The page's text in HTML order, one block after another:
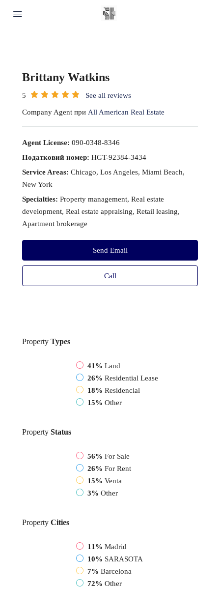
Brittany Watkins
5 See all reviews
Company Agent при All American Real Estate
Agent License: 090-0348-8346
Податковий номер: HGT-92384-3434
Service Areas: Chicago, Los Angeles, Miami Beach,
New York
Specialties: Property management, Real estate
development, Real estate appraising, Retail leasing,
Apartment brokerage
Send Email
Call
Property Types
41% Land
26% Residential Lease
18% Residencial
15% Other
Property Status
56% For Sale
26% For Rent
15% Venta
3% Other
Property Cities
11% Madrid
10% SARASOTA
7% Barcelona
72% Other